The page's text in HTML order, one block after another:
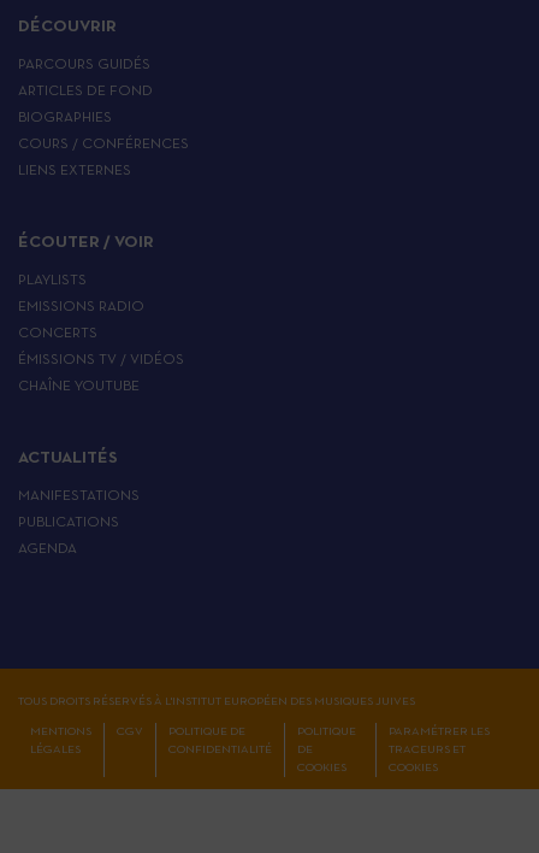
DÉCOUVRIR
PARCOURS GUIDÉS
ARTICLES DE FOND
BIOGRAPHIES
COURS / CONFÉRENCES
LIENS EXTERNES
ÉCOUTER / VOIR
PLAYLISTS
EMISSIONS RADIO
CONCERTS
ÉMISSIONS TV / VIDÉOS
CHAÎNE YOUTUBE
ACTUALITÉS
MANIFESTATIONS
PUBLICATIONS
AGENDA
TOUS DROITS RÉSERVÉS À L'INSTITUT EUROPÉEN DES MUSIQUES JUIVES
MENTIONS
LÉGALES
CGV
POLITIQUE DE
CONFIDENTIALITÉ
POLITIQUE
DE
COOKIES
PARAMÉTRER LES
TRACEURS ET
COOKIES